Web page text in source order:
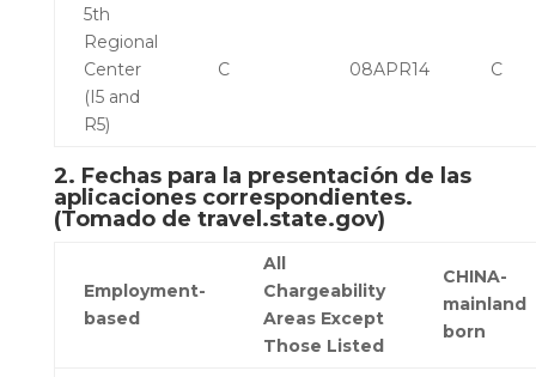
5th
Regional
Center
(I5 and
R5)
C 08APR14 C
2. Fechas para la presentación de las
aplicaciones correspondientes.
(Tomado de travel.state.gov)
Employment-
based
All
Chargeability
Areas Except
Those Listed
CHINA-
mainland
born